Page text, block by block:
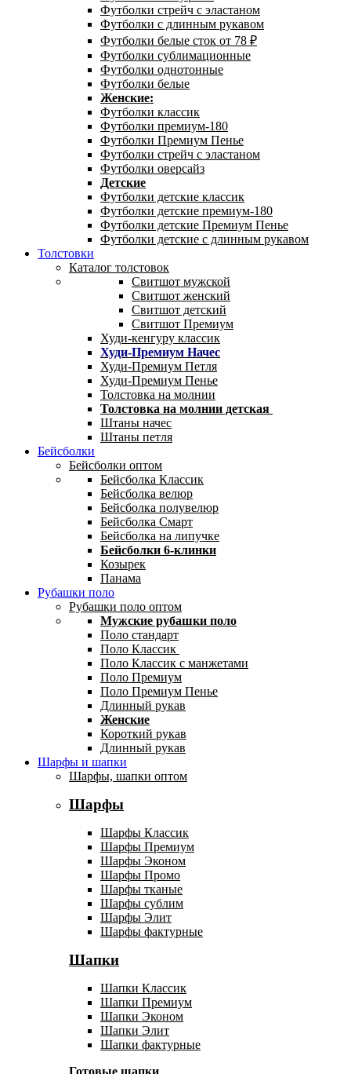
Футболки стрейч с эластаном
Футболки с длинным рукавом
Футболки белые сток от 78 ₽
Футболки сублимационные
Футболки однотонные
Футболки белые
Женские:
Футболки классик
Футболки премиум-180
Футболки Премиум Пенье
Футболки стрейч с эластаном
Футболки оверсайз
Детские
Футболки детские классик
Футболки детские премиум-180
Футболки детские Премиум Пенье
Футболки детские с длинным рукавом
Толстовки
Каталог толстовок
Свитшот мужской
Свитшот женский
Свитшот детский
Свитшот Премиум
Худи-кенгуру классик
Худи-Премиум Начес
Худи-Премиум Петля
Худи-Премиум Пенье
Толстовка на молнии
Толстовка на молнии детская
Штаны начес
Штаны петля
Бейсболки
Бейсболки оптом
Бейсболка Классик
Бейсболка велюр
Бейсболка полувелюр
Бейсболка Смарт
Бейсболка на липучке
Бейсболки 6-клинки
Козырек
Панама
Рубашки поло
Рубашки поло оптом
Мужские рубашки поло
Поло стандарт
Поло Классик
Поло Классик с манжетами
Поло Премиум
Поло Премиум Пенье
Длинный рукав
Женские
Короткий рукав
Длинный рукав
Шарфы и шапки
Шарфы, шапки оптом
Шарфы
Шарфы Классик
Шарфы Премиум
Шарфы Эконом
Шарфы Промо
Шарфы тканые
Шарфы сублим
Шарфы Элит
Шарфы фактурные
Шапки
Шапки Классик
Шапки Премиум
Шапки Эконом
Шапки Элит
Шапки фактурные
Готовые шапки